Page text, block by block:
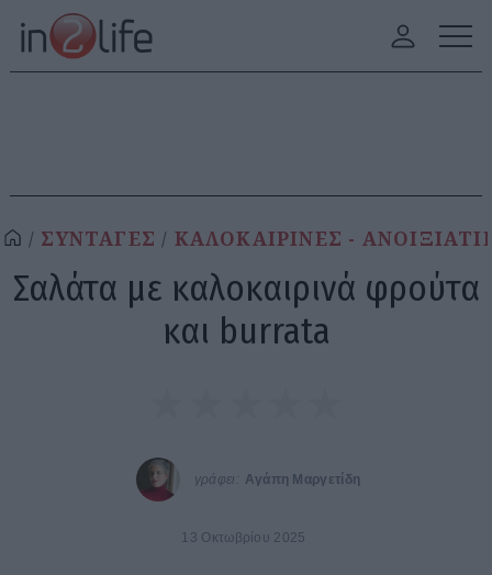
ΣΥΝΤΑΓΕΣ ΚΑΛΟΚΑΙΡΙΝΕΣ -
Σαλάτα με καλοκαιρινά φρούτα
και burrata
γράφει: Αγάπη Μαργετίδη
13 Οκτωβρίου 2025